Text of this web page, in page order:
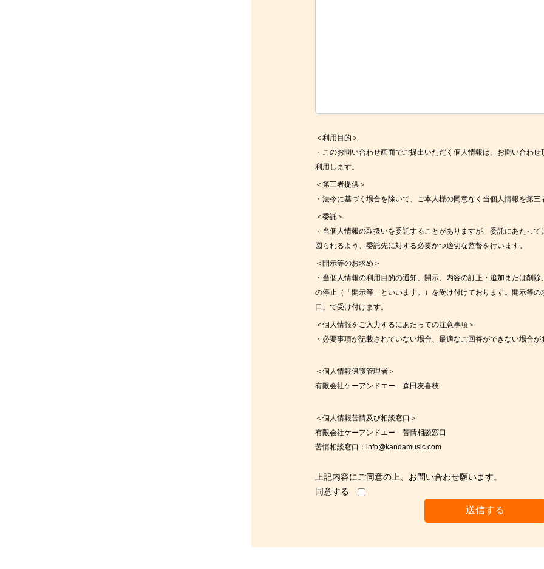
＜利用目的＞
・このお問い合わせ画面でご提出いただく個人情報は、お問い合わ
利用します。
＜第三者提供＞
・法令に基づく場合を除いて、ご本人様の同意なく当個人情報を第三
＜委託＞
・当個人情報の取扱いを委託することがありますが、委託にあたっ
図られるよう、委託先に対する必要かつ適切な監督を行います。
＜開示等のお求め＞
・当個人情報の利用目的の通知、開示、内容の訂正・追加または削
の停止（「開示等」といいます。）を受け付けております。開示等
口」で受け付けます。
＜個人情報をご入力するにあたっての注意事項＞
・必要事項が記載されていない場合、最適なご回答ができない場合が
＜個人情報保護管理者＞
有限会社ケーアンドエー 森田友喜枝
＜個人情報苦情及び相談窓口＞
有限会社ケーアンドエー 苦情相談窓口
苦情相談窓口：info@kandamusic.com
上記内容にご同意の上、お問い合わせ願います。
同意する